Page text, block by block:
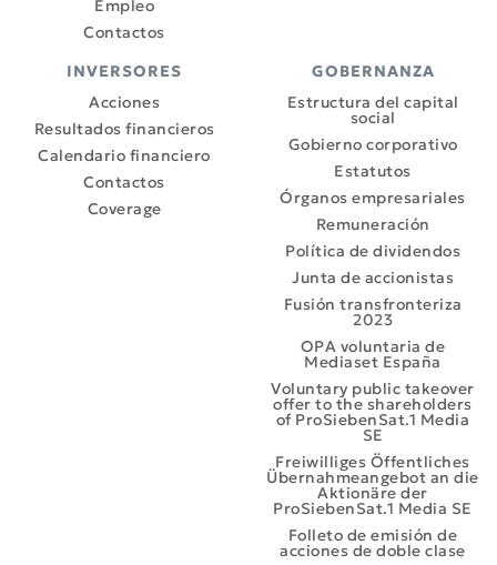
Empleo
Contactos
INVERSORES
Acciones
Resultados financieros
Calendario financiero
Contactos
Coverage
GOBERNANZA
Estructura del capital
social
Gobierno corporativo
Estatutos
Órganos empresariales
Remuneración
Política de dividendos
Junta de accionistas
Fusión transfronteriza
2023
OPA voluntaria de
Mediaset España
Voluntary public takeover
offer to the shareholders
of ProSiebenSat.1 Media
SE
Freiwilliges Öffentliches
Übernahmeangebot an die
Aktionäre der
ProSiebenSat.1 Media SE
Folleto de emisión de
acciones de doble clase